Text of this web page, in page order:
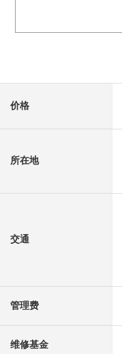
价格
所在地
交通
管理费
维修基金